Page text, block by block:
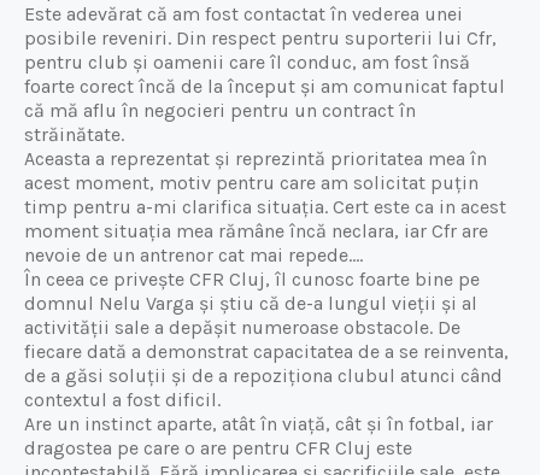
Este adevărat că am fost contactat în vederea unei
posibile reveniri. Din respect pentru suporterii lui Cfr,
pentru club și oamenii care îl conduc, am fost însă
foarte corect încă de la început și am comunicat faptul
că mă aflu în negocieri pentru un contract în
străinătate.
Aceasta a reprezentat și reprezintă prioritatea mea în
acest moment, motiv pentru care am solicitat puțin
timp pentru a-mi clarifica situația. Cert este ca in acest
moment situația mea rămâne încă neclara, iar Cfr are
nevoie de un antrenor cat mai repede….
În ceea ce privește CFR Cluj, îl cunosc foarte bine pe
domnul Nelu Varga și știu că de-a lungul vieții și al
activității sale a depășit numeroase obstacole. De
fiecare dată a demonstrat capacitatea de a se reinventa,
de a găsi soluții și de a repoziționa clubul atunci când
contextul a fost dificil.
Are un instinct aparte, atât în viață, cât și în fotbal, iar
dragostea pe care o are pentru CFR Cluj este